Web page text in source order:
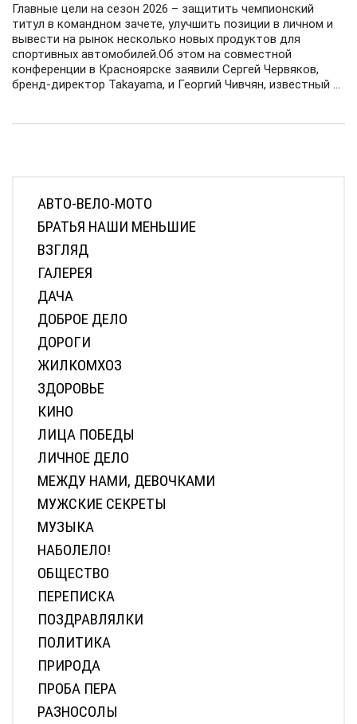
Главные цели на сезон 2026 – защитить чемпионский
титул в командном зачете, улучшить позиции в личном и
вывести на рынок несколько новых продуктов для
спортивных автомобилей.Об этом на совместной
конференции в Красноярске заявили Сергей Червяков,
бренд-директор Takayama, и Георгий Чивчян, известный ...
АВТО-ВЕЛО-МОТО
БРАТЬЯ НАШИ МЕНЬШИЕ
ВЗГЛЯД
ГАЛЕРЕЯ
ДАЧА
ДОБРОЕ ДЕЛО
ДОРОГИ
ЖИЛКОМХОЗ
ЗДОРОВЬЕ
КИНО
ЛИЦА ПОБЕДЫ
ЛИЧНОЕ ДЕЛО
МЕЖДУ НАМИ, ДЕВОЧКАМИ
МУЖСКИЕ СЕКРЕТЫ
МУЗЫКА
НАБОЛЕЛО!
ОБЩЕСТВО
ПЕРЕПИСКА
ПОЗДРАВЛЯЛКИ
ПОЛИТИКА
ПРИРОДА
ПРОБА ПЕРА
РАЗНОСОЛЫ